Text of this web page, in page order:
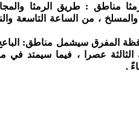
مناطق : طريق الرمثا
والمسلخ ، من الساعة التاسعة
المفرق سيشمل مناطق:
الثالثة عصرا ، فيما سيمتد
.